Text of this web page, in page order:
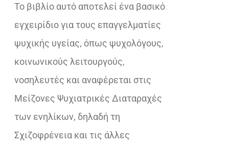
€18,02.
Το βιβλίο αυτό αποτελεί ένα βασικό
εγχειρίδιο για τους επαγγελματίες
ψυχικής υγείας, όπως ψυχολόγους,
κοινωνικούς λειτουργούς,
νοσηλευτές και αναφέρεται στις
Μείζονες Ψυχιατρικές Διαταραχές
των ενηλίκων, δηλαδή τη
Σχιζοφρένεια και τις άλλες